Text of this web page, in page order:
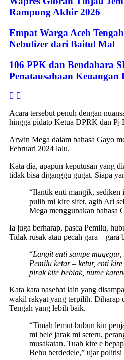
Rampung Akhir 2026
Empat Warga Aceh
Nebulizer dari Baitul Mal
106 PPK dan Bendahara
Penatausahaan Keuangan
Acara tersebut penuh dengan
hingga pidato Ketua DPRK dan Pj
Arwin Mega dalam bahasa Gayo
Februari 2024 lalu.
Kata dia, apapun keputusan yang
tidak bisa diganggu gugat. Siapa
“Ilantik enti mangik,
pulih mi kire sifet, agih Ari
Mega menggunakan bahasa
Ia juga berharap, pasca Pemilu,
Tidak rusak atau pecah gara – gara
“Langit enti sampe
Pemilu ketar – ketur, enti
pirak kite bebiak, nume
Kata kata nasehat lain yang
wakil rakyat yang terpilih. Diharap
Tengah yang lebih baik.
“Timah lemut bubun kin
mi bele jarak mi seteru,
musakatan. Tuah kire e
Behu berdedele,” ujar